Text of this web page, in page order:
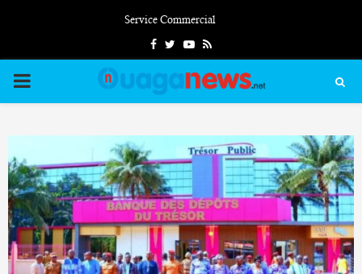
Service Commercial
FacebookTwitterYoutube
Rss
PRIMARY